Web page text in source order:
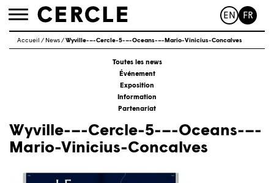
Toggle
EN FR
Accueil / News/Wyville-–-Cercle-5-–-Oceans-–-Mario-Vinicius-Concalves
Toutes les news
Événement
Exposition
Information
Partenariat
Wyville-–-Cercle-5-–-Oceans-–-
Mario-Vinicius-Concalves